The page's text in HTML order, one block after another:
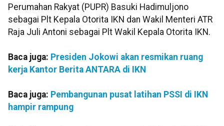
Perumahan Rakyat (PUPR) Basuki Hadimuljono
sebagai Plt Kepala Otorita IKN dan Wakil Menteri ATR
Raja Juli Antoni sebagai Plt Wakil Kepala Otorita IKN.
Baca juga: Presiden Jokowi akan resmikan ruang
kerja Kantor Berita ANTARA di IKN
Baca juga: Pembangunan pusat latihan PSSI di IKN
hampir rampung